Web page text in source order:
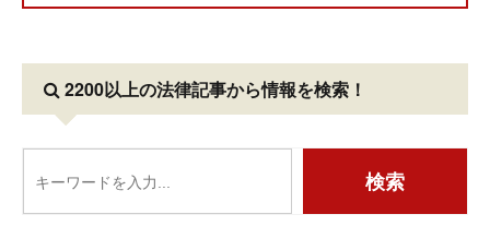
2200以上の法律記事から情報を検索！